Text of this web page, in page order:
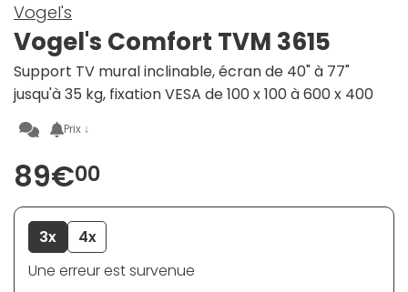
Vogel's
Vogel's Comfort TVM 3615
Support TV mural inclinable, écran de 40" à 77"
jusqu'à 35 kg, fixation VESA de 100 x 100 à 600 x 400
Prix ↓
89€00
3x
4x
Une erreur est survenue